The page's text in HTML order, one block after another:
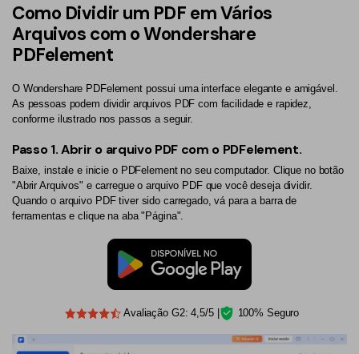
Como Dividir um PDF em Vários
Arquivos com o Wondershare
PDFelement
O Wondershare PDFelement possui uma interface elegante e amigável.
As pessoas podem dividir arquivos PDF com facilidade e rapidez,
conforme ilustrado nos passos a seguir.
Passo 1.Abrir o arquivo PDF com o PDFelement.
Baixe, instale e inicie o PDFelement no seu computador. Clique no botão
"Abrir Arquivos" e carregue o arquivo PDF que você deseja dividir.
Quando o arquivo PDF tiver sido carregado, vá para a barra de
ferramentas e clique na aba "Página".
Avaliação G2: 4,5/5 | 100% Seguro